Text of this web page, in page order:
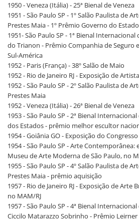
1950 - Veneza (Itália) - 25ª Bienal de Veneza
1951 - São Paulo SP - 1º Salão Paulista de
Prestes Maia - 1º Prêmio Governo do Estado
1951- São Paulo SP - 1ª Bienal
do Trianon - Prêmio Companhia de Seguro
Sul-América
1952 - Paris (França) - 38º Salão de Maio
1952 - Rio de Janeiro RJ - Exposição de
1952 - São Paulo SP - 2º Salão Paulista de
Prestes Maia
1952 - Veneza (Itália) - 26ª Bienal de Veneza
1953 - São Paulo SP - 2ª Bienal
dos Estados - prêmio melhor escultor
1954 - Goiânia GO - Exposição do
1954 - São Paulo SP - Arte
Museu de Arte Moderna de São Paulo, no
1955 - São Paulo SP - 4º Salão Paulista de
Prestes Maia - prêmio aquisição
1957 - Rio de Janeiro RJ - Exposição de
no MAM/RJ
1957 - São Paulo SP - 4ª Bienal
Ciccilo Matarazzo Sobrinho - Prêmio Leirner